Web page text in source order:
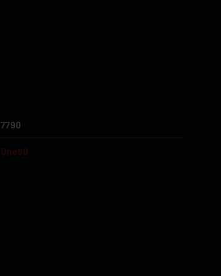
7790
One80